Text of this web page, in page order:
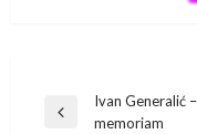
Navigacija
Previous
Ivan Generalić
memoriam